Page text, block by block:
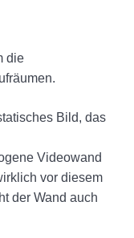
die
Bild, das
Videowand
vor diesem
der Wand auch